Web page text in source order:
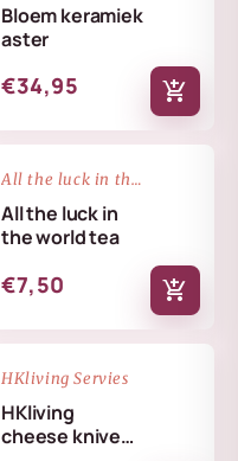
Bloem keramiek
aster
€34,95 add_shopping_cart
All the luck in the world
All the luck in
the world tea
€7,50 add_shopping_cart
NIEUW
HKliving Servies
HKliving
cheese knives